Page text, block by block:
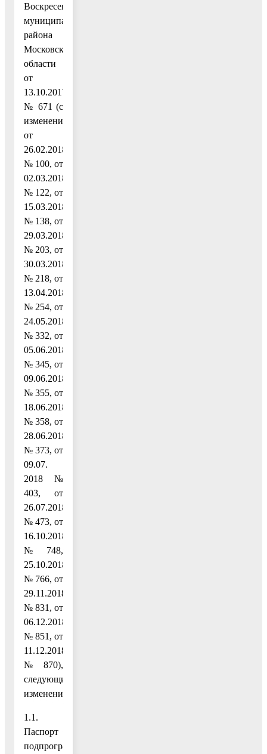
Воскресенского
муниципального
района
Московской
области
от
13.10.2017
№ 671 (с
изменениями
от
26.02.2018
№ 100, от
02.03.2018
№ 122, от
15.03.2018
№ 138, от
29.03.2018
№ 203, от
30.03.2018
№ 218, от
13.04.2018
№ 254, от
24.05.2018
№ 332, от
05.06.2018
№ 345, от
09.06.2018
№ 355, от
18.06.2018
№ 358, от
28.06.2018
№ 373, от
09.07.
2018 №
403, от
26.07.2018
№ 473, от
16.10.2018
№ 748,
25.10.2018
№ 766, от
29.11.2018
№ 831, от
06.12.2018
№ 851, от
11.12.2018
№ 870),
следующие
изменения:
1.1.
Паспорт
подпрограммы